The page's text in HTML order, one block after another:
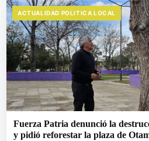
ACTUALIDAD POLITICA LOCAL
Fuerza Patria denunció la
y pidió reforestar la plaza de